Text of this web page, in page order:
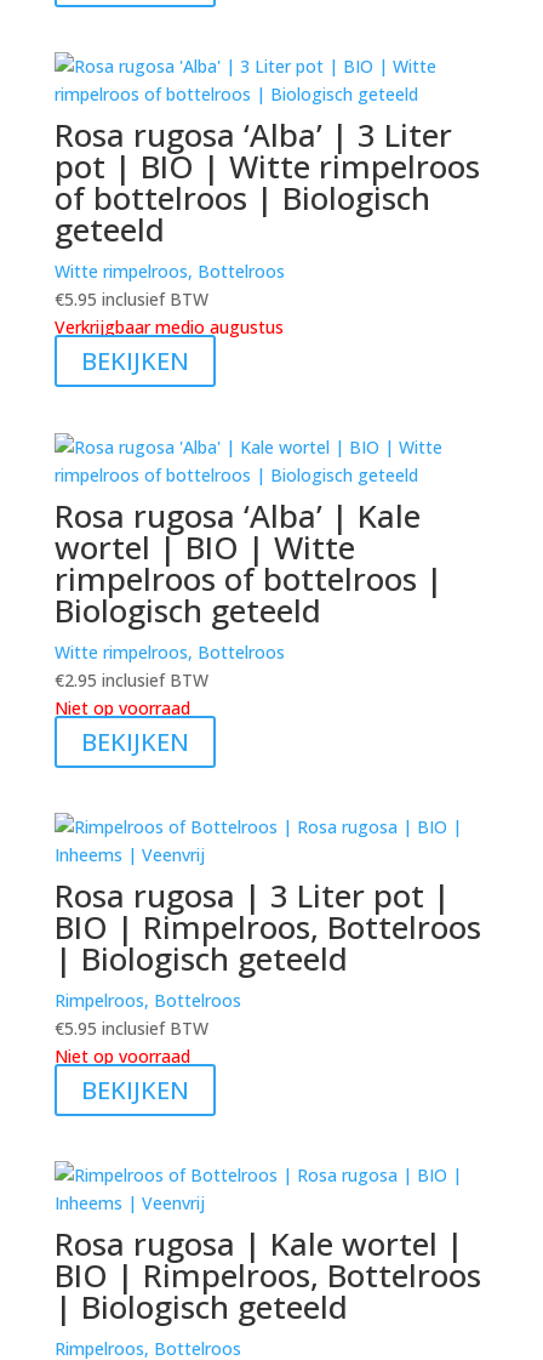
Rosa rugosa ‘Alba’ | 3 Liter
pot | BIO | Witte rimpelroos
of bottelroos | Biologisch
geteeld
Witte rimpelroos, Bottelroos
€5.95 inclusief BTW
Verkrijgbaar medio augustus
BEKIJKEN
Rosa rugosa ‘Alba’ | Kale
wortel | BIO | Witte
rimpelroos of bottelroos |
Biologisch geteeld
Witte rimpelroos, Bottelroos
€2.95 inclusief BTW
Niet op voorraad
BEKIJKEN
Rosa rugosa | 3 Liter pot |
BIO | Rimpelroos, Bottelroos
| Biologisch geteeld
Rimpelroos, Bottelroos
€5.95 inclusief BTW
Niet op voorraad
BEKIJKEN
Rosa rugosa | Kale wortel |
BIO | Rimpelroos, Bottelroos
| Biologisch geteeld
Rimpelroos, Bottelroos